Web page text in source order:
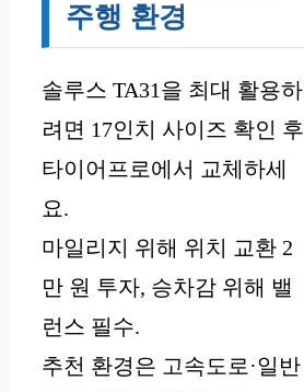
주행 환경
솔루스 TA31을 최대 활용하
려면 17인치 사이즈 확인 후
타이어프로에서 교체하세
요.
마일리지 위해 위치 교환 2
만 원 투자, 승차감 위해 밸
런스 필수.
추천 환경은 고속도로·일반